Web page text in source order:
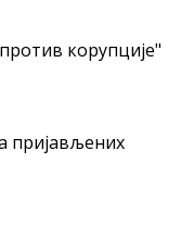
корупције"
пријављених